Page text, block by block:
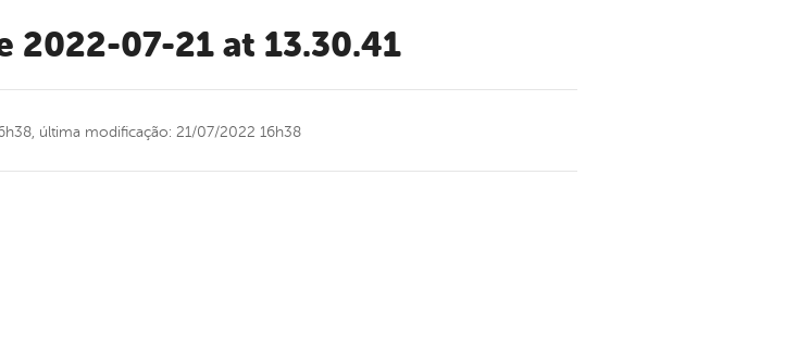
2022-07-21 at 13.30.41
última modificação: 21/07/2022 16h38